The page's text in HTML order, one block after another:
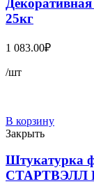
25кг
1 083.00₽
/шт
В корзину
Закрыть
Штукатурка
СТАРТВЭЛЛ